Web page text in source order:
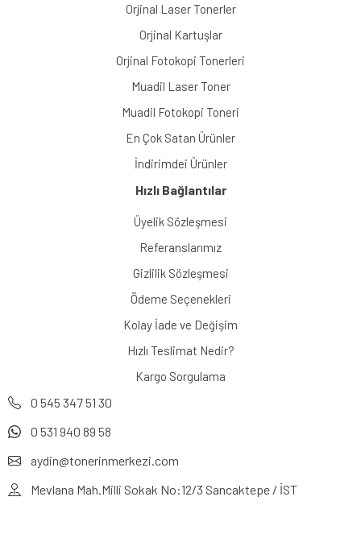
Orjinal Laser Tonerler
Orjinal Kartuşlar
Orjinal Fotokopi Tonerleri
Muadil Laser Toner
Muadil Fotokopi Toneri
En Çok Satan Ürünler
İndirimdei Ürünler
Hızlı Bağlantılar
Üyelik Sözleşmesi
Referanslarımız
Gizlilik Sözleşmesi
Ödeme Seçenekleri
Kolay İade ve Değişim
Hızlı Teslimat Nedir?
Kargo Sorgulama
0 545 347 51 30
0 531 940 89 58
aydin@tonerinmerkezi.com
Mevlana Mah.Milli Sokak No:12/3 Sancaktepe / İST